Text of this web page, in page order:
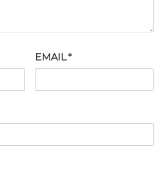
EMAIL*